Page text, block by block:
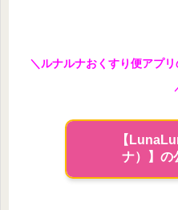
＼ルナルナおくすり便アプ
【
ナ）】の